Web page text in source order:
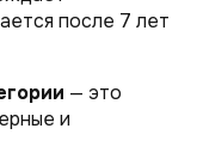
после 7 лет
— это
и